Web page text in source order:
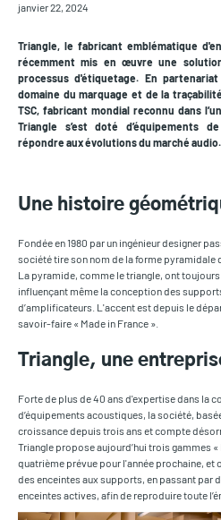
janvier 22, 2024
Triangle, le fabricant emblématique
récemment mis en œuvre une
processus d'étiquetage. En
domaine du marquage et de la
TSC, fabricant mondial reconnu dans
Triangle s’est doté d’équipements
répondre aux évolutions du marché audio.
Une histoire
Fondée en 1980 par un ingénieur designer
société tire son nom de la forme pyramidale
La pyramide, comme le triangle, ont
influençant même la conception des
d’amplificateurs. L'accent est depuis le
savoir-faire « Made in France ».
Triangle, une
Forte de plus de 40 ans d'expertise dans la
d’équipements acoustiques, la société,
croissance depuis trois ans et compte
Triangle propose aujourd’hui trois gammes «
quatrième prévue pour l'année prochaine,
des enceintes aux supports, en passant par
enceintes actives, afin de reproduire toute